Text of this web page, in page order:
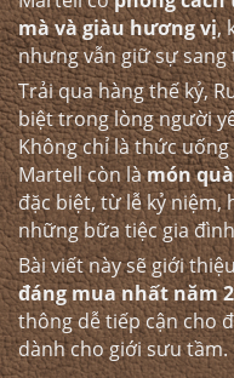
mà và giàu hương vị,
nhưng vẫn giữ sự
Trải qua hàng thế kỷ,
biệt trong lòng người
Không chỉ là thức
Martell còn làmón
đặc biệt, từ lễ kỷ niệm,
những bữa tiệc gia
Bài viết này sẽ giới
đáng mua nhất năm
thông dễ tiếp cận cho
dành cho giới sưu tầm.